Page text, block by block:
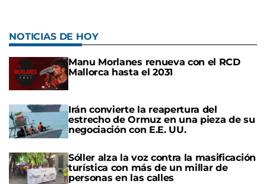
NOTICIAS DE HOY
Manu Morlanes renueva con el RCD
Mallorca hasta el 2031
Irán convierte la reapertura del
estrecho de Ormuz en una pieza de su
negociación con E.E. UU.
Sóller alza la voz contra la masificación
turística con más de un millar de
personas en las calles